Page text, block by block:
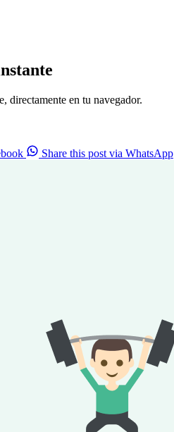
directamente en tu navegador.
Share this post via WhatsApp